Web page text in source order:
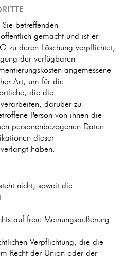
betreffenden
gemacht und ist er
zu deren Löschung verpflichtet,
der verfügbaren
angemessene
Art, um für die
die die
darüber zu
Person von ihnen die
personenbezogenen Daten
dieser
haben.
nicht, soweit die
auf freie Meinungsäußerung
Verpflichtung, die die
Recht der Union oder der